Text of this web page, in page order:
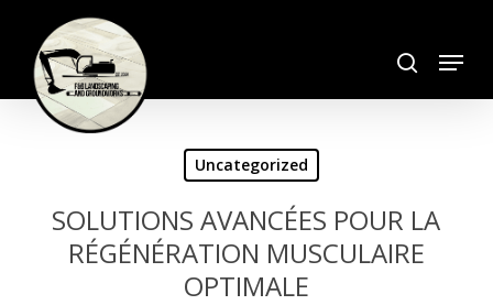
main
content
Menu
Uncategorized
SOLUTIONS AVANCÉES POUR LA
RÉGÉNÉRATION MUSCULAIRE
OPTIMALE
Close
Menu